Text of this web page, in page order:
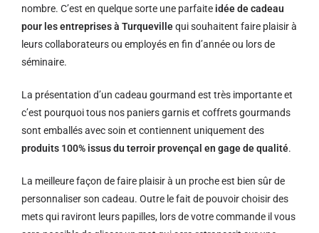
nombre. C’est en quelque sorte une parfaite idée de cadeau
pour les entreprises à Turquevillequi souhaitent faire plaisir à
leurs collaborateurs ou employés en fin d’année ou lors de
séminaire.
La présentation d’un cadeau gourmand est très importante et
c’est pourquoi tous nos paniers garnis et coffrets gourmands
sont emballés avec soin et contiennent uniquement des
produits 100% issus du terroir provençal en gage de qualité.
La meilleure façon de faire plaisir à un proche est bien sûr de
personnaliser son cadeau. Outre le fait de pouvoir choisir des
mets qui raviront leurs papilles, lors de votre commande il vous